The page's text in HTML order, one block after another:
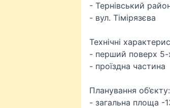
- Тернівський
- вул. Тімірязєва
Технічні
- перший поверх 5-
- проїздна частина
Планування об’єкту:
- загальна площа -